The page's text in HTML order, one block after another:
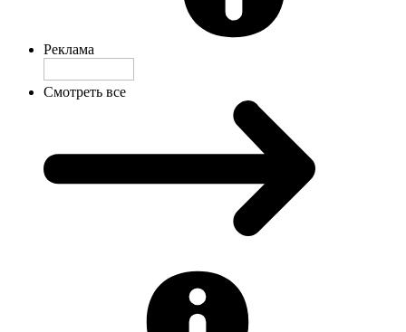
Реклама
Смотреть все